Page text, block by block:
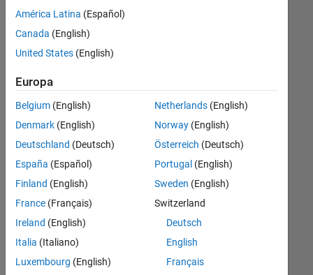
Business Model Team
Human Resources
es
keine
offenen
Stellen,
Ihren
Suchkriterien
entsprechen.
können
die
Suchkriterien
weiter
fassen
oder
alle
Stellenangebote
anzeigen .
América Latina (Español)
Canada (English)
United States (English)
Europa
Belgium (English)
Denmark (English)
Deutschland (Deutsch)
España (Español)
Finland (English)
France (Français)
Ireland (English)
Italia (Italiano)
Luxembourg (English)
Netherlands(English)
Norway(English)
Österreich (Deutsch)
Portugal (English)
Sweden (English)
Switzerland
Deutsch
English
Français